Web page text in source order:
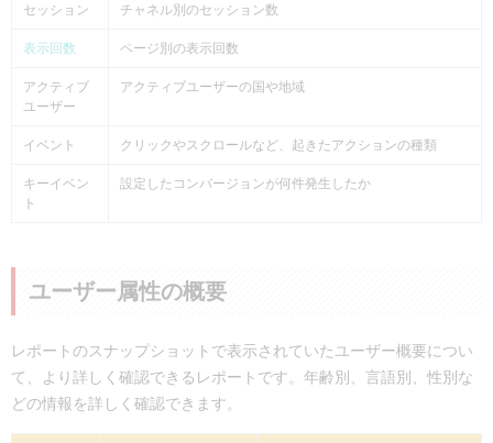
セッション チャネル別のセッション数
表示回数 ページ別の表示回数
アクティブ
ユーザー
アクティブユーザーの国や地域
イベント クリックやスクロールなど、起きたアクションの種類
キーイベン
ト
設定したコンバージョンが何件発生したか
ユーザー属性の概要
レポートのスナップショットで表示されていたユーザー概要につい
て、より詳しく確認できるレポートです。年齢別、言語別、性別な
どの情報を詳しく確認できます。